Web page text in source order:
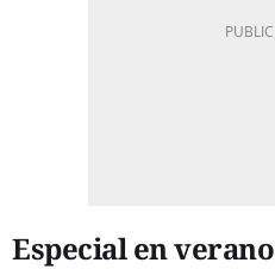
Especial en verano